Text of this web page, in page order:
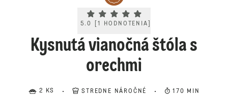
Current rating 5.0. Click to rate.
5.0 1 HODNOTENIA
Kysnutá vianočná štóla s
orechmi
2 KS STREDNE NÁROČNÉ 170 MIN